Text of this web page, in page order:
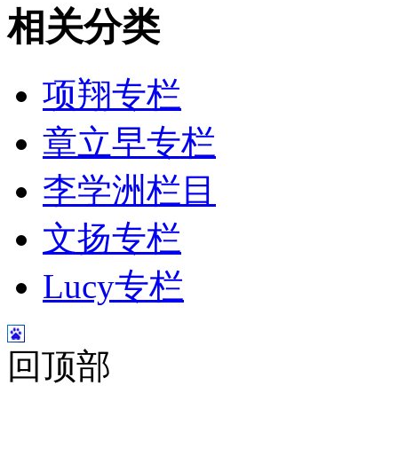
相关分类
项翔专栏
章立早专栏
李学洲栏目
文扬专栏
Lucy专栏
回顶部